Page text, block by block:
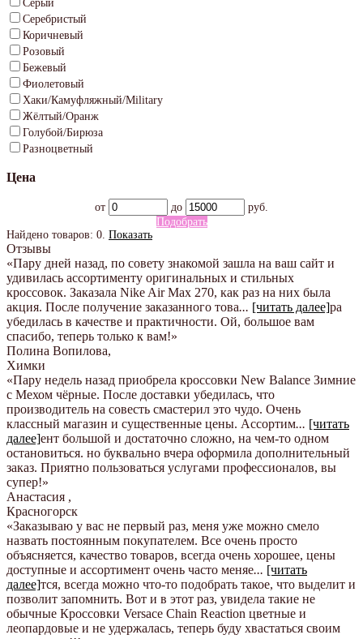
Серый
Серебристый
Коричневый
Розовый
Бежевый
Фиолетовый
Хаки/Камуфляжный/Military
Жёлтый/Оранж
Голубой/Бирюза
Разноцветный
Цена
от до
руб.
Подобрать
Найдено товаров: 0. Показать
Отзывы
«Пару дней назад, по совету знакомой зашла на ваш сайт и
удивилась ассортименту оригинальных и стильных
кроссовок. Заказала Nike Air Max 270, как раз на них была
акция. После получение заказанного това... [читать далее]ра
убедилась в качестве и практичности. Ой, большое вам
спасибо, теперь только к вам!»
Полина Вопилова,
Химки
«Пару недель назад приобрела кроссовки New Balance Зимние
с Мехом чёрные. После доставки убедилась, что
производитель на совесть смастерил это чудо. Очень
классный магазин и существенные цены. Ассортим... [читать
далее]ент большой и достаточно сложно, на чем-то одном
остановиться. но буквально вчера оформила дополнительный
заказ. Приятно пользоваться услугами профессионалов, вы
супер!»
Анастасия ,
Красногорск
«Заказываю у вас не первый раз, меня уже можно смело
назвать постоянным покупателем. Все очень просто
объясняется, качество товаров, всегда очень хорошее, цены
доступные и ассортимент очень часто меняе... [читать
далее]тся, всегда можно что-то подобрать такое, что выделит и
позволит запомнить. Вот и в этот раз, увидела такие не
обычные Кроссовки Versace Chain Reaction цветные и
леопардовые и не удержалась, теперь буду хвастаться своим